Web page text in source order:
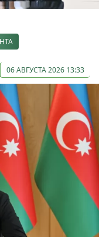
06 АВГУСТА 2026 13:33